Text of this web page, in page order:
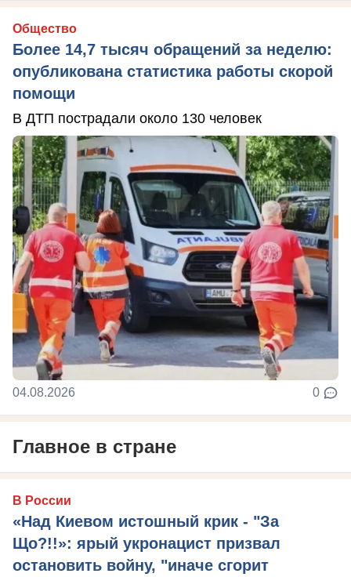
Общество
Более 14,7 тысяч обращений за неделю:
опубликована статистика работы скорой
помощи
В ДТП пострадали около 130 человек
04.08.2026 0
Главное в стране
В России
«Над Киевом истошный крик - "За
Що?!!»: ярый укронацист призвал
остановить войну, "иначе сгорит